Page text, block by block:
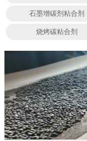
石墨增碳剂粘合剂
烧烤碳粘合剂